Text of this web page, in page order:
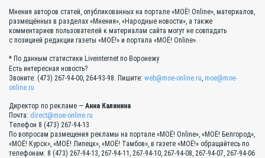
Мнения авторов статей, опубликованных на портале «МОЁ! Online», материалов,
размещённых в разделах «Мнения», «Народные новости», а также
комментариев пользователей к материалам сайта могут не совпадать
с позицией редакции газеты «МОЁ!» и портала «МОЁ! Online».
* По данным статистики Liveinternet по Воронежу
Есть интересная новость?
Звоните: (473) 267-94-00, 264-93-98. Пишите: web@moe-online.ru, moe@moe-
online.ru
Директор по рекламе — Анна Калинина
Почта: direct@moe-online.ru
Телефон 8 (473) 267-94-13
По вопросам размещения рекламы на портале «МОЁ! Online», «МОЁ! Белгород»,
«МОЁ! Курск», «МОЁ! Липецк», «МОЁ! Тамбов», в газете «МОЁ!» обращайтесь по
телефонам: 8 (473) 267-94-13, 267-94-11, 267-94-10, 267-94-08, 267-94-07, 267-94-06